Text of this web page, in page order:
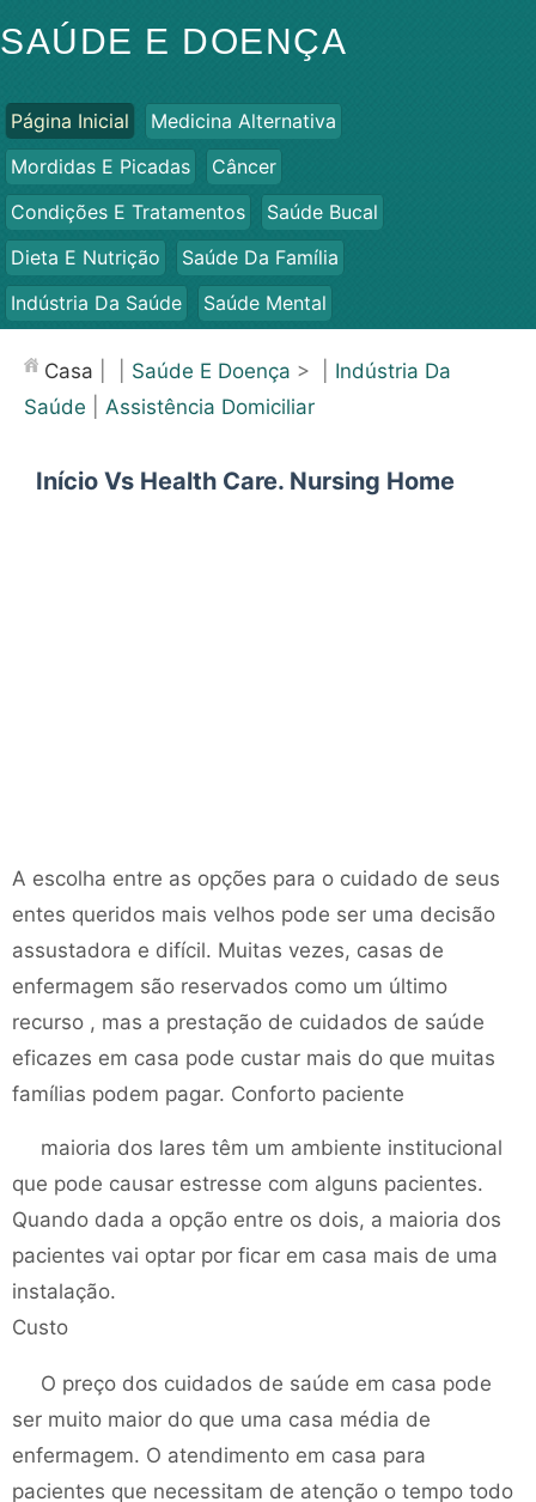
SAÚDE E DOENÇA
Página Inicial
Medicina Alternativa
Mordidas E Picadas
Câncer
Condições E Tratamentos
Saúde Bucal
Dieta E Nutrição
Saúde Da Família
Indústria Da Saúde
Saúde Mental
Saúde
Casa Saúde E Doença > | Indústria Da
Saúde
Assistência Domiciliar
Início Vs Health Care. Nursing Home
A escolha entre as opções para o cuidado de seus
entes queridos mais velhos pode ser uma decisão
assustadora e difícil. Muitas vezes, casas de
enfermagem são reservados como um último
recurso , mas a prestação de cuidados de saúde
eficazes em casa pode custar mais do que muitas
famílias podem pagar. Conforto paciente
maioria dos lares têm um ambiente institucional
que pode causar estresse com alguns pacientes.
Quando dada a opção entre os dois, a maioria dos
pacientes vai optar por ficar em casa mais de uma
instalação.
Custo
O preço dos cuidados de saúde em casa pode
ser muito maior do que uma casa média de
enfermagem. O atendimento em casa para
pacientes que necessitam de atenção o tempo todo